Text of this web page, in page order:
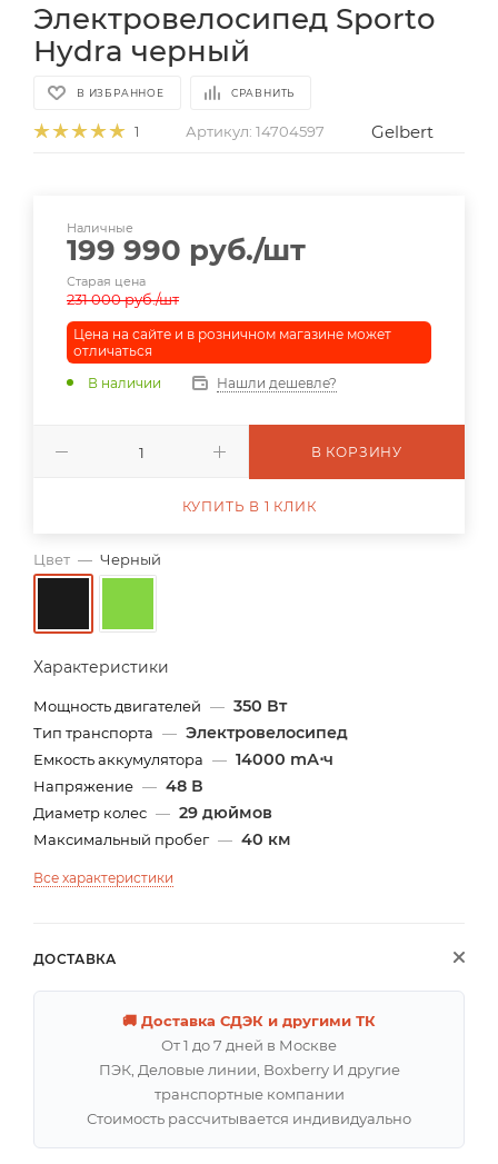
Электровелосипед Sporto
Hydra черный
В ИЗБРАННОЕ СРАВНИТЬ
1 Артикул: 14704597 Gelbert
Цвет — Черный
Характеристики
Мощность двигателей — 350 Вт
Тип транспорта — Электровелосипед
Емкость аккумулятора — 14000 mА⋅ч
Напряжение — 48 В
Диаметр колес — 29 дюймов
Максимальный пробег — 40 км
Все характеристики
ДОСТАВКА
🚚 Доставка СДЭК и другими ТК
От 1 до 7 дней в Москве
ПЭК, Деловые линии, Boxberry И другие
транспортные компании
Стоимость рассчитывается индивидуально
Наличные
199 990 руб./шт
Старая цена
231 000руб./шт
Цена на сайте и в розничном магазине может
отличаться
В наличии
Нашли дешевле?
В КОРЗИНУ
КУПИТЬ В 1 КЛИК